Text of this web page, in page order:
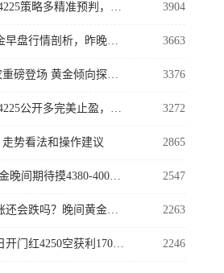
李馨玥:8.7黄金4225策略多精准预判，日内低多等非农！ 3904
许安丰：8.7黄金早盘行情剖析，昨晚布局完美大捷！ 3663
金汇得手：非农重磅登场 黄金倾向探底回升 3376
李馨玥:8.7黄金4225公开多完美止盈，欧盘突破又开多了！ 3272
势看法和操作建议 2865
董义德：8.7-黄金晚间期待摸4380-400区域。 2547
8.7黄金强势上涨还会跌吗？晚间黄金非农怎么看 2263
李诗冉：8.7今日开门红4250空获利170点，日内黄金回踩先多。 2246